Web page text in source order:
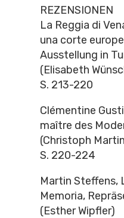
REZENSIONEN
La Reggia di
una corte
Ausstellung in
(Elisabeth
S. 213-220
Clémentine
maître des
(Christoph
S. 220-224
Martin Steffens,
Memoria,
(Esther Wipfler)